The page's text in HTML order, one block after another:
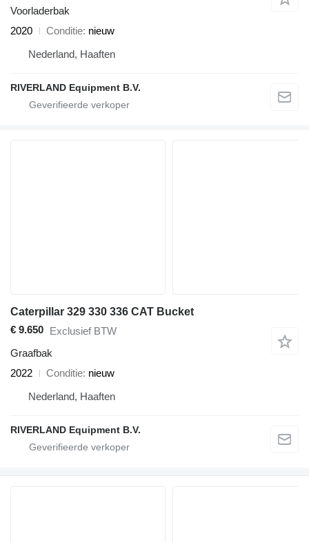
Voorladerbak
2020
Conditie nieuw
Nederland, Haaften
RIVERLAND Equipment B.V.
Caterpillar 329 330 336 CAT Bucket
€ 9.650 Exclusief BTW
Graafbak
2022
Conditie nieuw
Nederland, Haaften
RIVERLAND Equipment B.V.